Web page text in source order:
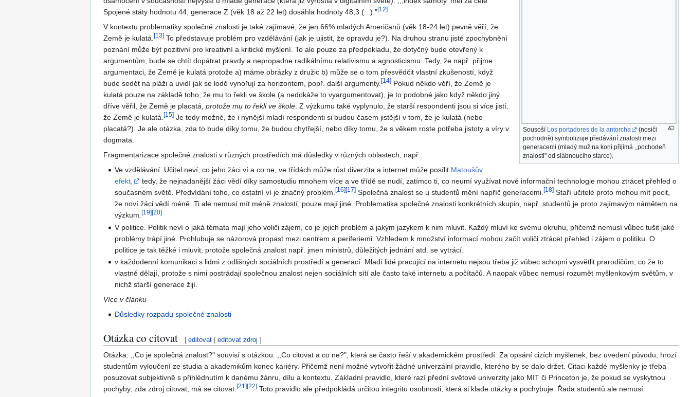
Sousoší Los portadores de la antorcha
(nosiči
pochodně) symbolizuje předávání znalosti mezi
generacemi (mladý muž na koni přijímá ,,pochodeň
znalosti" od slábnoucího starce).
Spojené státy hodnotu 44, generace Z (věk 18 až 22 let) dosáhla hodnoty 48,3 (...)."[12]
V kontextu problematiky společné znalosti je také zajímavé, že jen 66% mladých Američanů (věk 18-24 let) pevně věří, že
Země je kulatá.[13] To představuje problém pro vzdělávání (jak je ujistit, že opravdu je?). Na druhou stranu jisté zpochybnění
poznání může být pozitivní pro kreativní a kritické myšlení. To ale pouze za předpokladu, že dotyčný bude otevřený k
argumentům, bude se chtít dopátrat pravdy a nepropadne radikálnímu relativismu a agnosticismu. Tedy, že např. přijme
argumentaci, že Země je kulatá protože a) máme obrázky z družic b) může se o tom přesvědčit vlastní zkušeností, když
bude sedět na pláži a uvidí jak se lodě vynořují za horizontem, popř. další argumenty.[14] Pokud někdo věří, že Země je
kulatá pouze na základě toho, že mu to řekli ve škole (a nedokáže to vyargumentovat), je to podobné jako když někdo jiný
dříve věřil, že Země je placatá, protože mu to řekli ve škole. Z výzkumu také vyplynulo, že starší respondenti jsou si více jistí,
že Země je kulatá.[15] Je tedy možné, že i nynější mladí respondenti si budou časem jistější v tom, že je kulatá (nebo
placatá?). Je ale otázka, zda to bude díky tomu, že budou chytřejší, nebo díky tomu, že s věkem roste potřeba jistoty a víry v
dogmata.
Fragmentarizace společné znalosti v různých prostředích má důsledky v různých oblastech, např.:
Ve vzdělávání. Učitel neví, co jeho žáci ví a co ne, ve třídách může růst diverzita a internet může posílit Matoušův
efekt,
tedy, že nejnadanější žáci vědí díky samostudiu mnohem více a ve třídě se nudí, zatímco ti, co neumí využívat nové informační technologie mohou ztrácet přehled o
současném světě. Předvídání toho, co ostatní ví je značný problém.[16][17] Společná znalost se u studentů mění napříč generacemi.[18] Staří učitelé proto mohou mít pocit,
že noví žáci vědí méně. Ti ale nemusí mít méně znalostí, pouze mají jiné. Problematika společné znalosti konkrétních skupin, např. studentů je proto zajímavým námětem na
výzkum.[19][20]
V politice. Politik neví o jaká témata mají jeho voliči zájem, co je jejich problém a jakým jazykem k nim mluvit. Každý mluví ke svému okruhu, přičemž nemusí vůbec tušit jaké
problémy trápí jiné. Prohlubuje se názorová propast mezi centrem a periferiemi. Vzhledem k množství informací mohou začít voliči ztrácet přehled i zájem o politiku. O
politice je tak těžké i mluvit, protože společná znalost např. jmen ministrů, důležitých jednání atd. se vytrácí.
v každodenní komunikaci s lidmi z odlišných sociálních prostředí a generací. Mladí lidé pracující na internetu nejsou třeba již vůbec schopni vysvětlit prarodičům, co že to
vlastně dělají, protože s nimi postrádají společnou znalost nejen sociálních sítí ale často také internetu a počítačů. A naopak vůbec nemusí rozumět myšlenkovým světům, v
nichž starší generace žijí.
Více v článku
Důsledky rozpadu společné znalosti
Otázka co citovat [ editovat |editovat zdroj ]
Otázka: ,,Co je společná znalost?" souvisí s otázkou: ,,Co citovat a co ne?", která se často řeší v akademickém prostředí. Za opsání cizích myšlenek, bez uvedení původu, hrozí
studentům vyloučení ze studia a akademikům konec kariéry. Přičemž není možné vytvořit žádné univerzální pravidlo, kterého by se dalo držet. Citaci každé myšlenky je třeba
posuzovat subjektivně s přihlédnutím k danému žánru, dílu a kontextu. Základní pravidlo, které razí přední světové univerzity jako MIT či Princeton je, že pokud se vyskytnou
pochyby, zda zdroj citovat, má se citovat.[21 ][22] Toto pravidlo ale předpokládá určitou integritu osobnosti, která si klade otázky a pochybuje. Řada studentů ale nemusí